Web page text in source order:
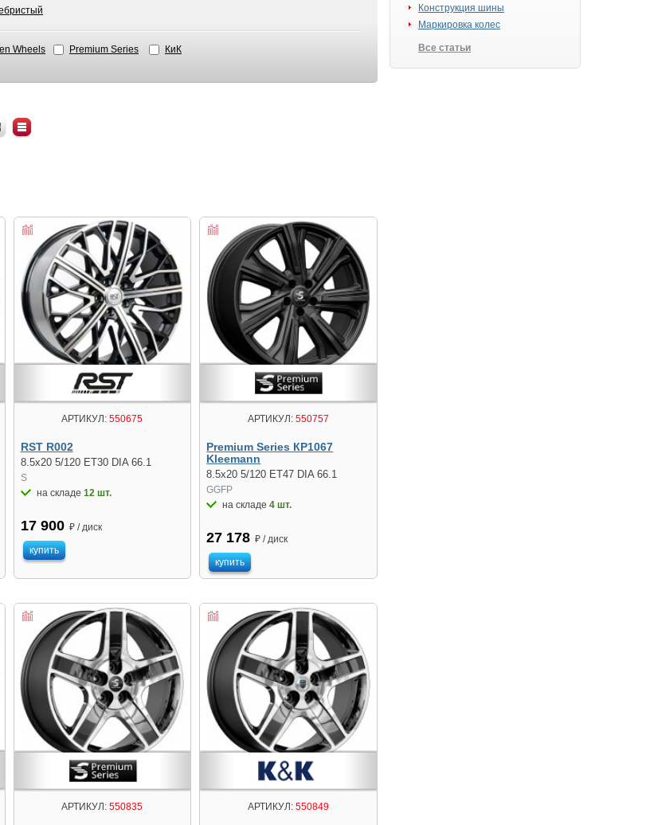
Конструкция шины
Маркировка колес
Все статьи
Wheels Premium Series КиК
АРТИКУЛ: 550675
RST R002
8.5x20 5/120 ET30 DIA 66.1
S
на складе 12 шт.
17 900 ₽ / диск
купить
АРТИКУЛ: 550757
Premium Series КР1067
Kleemann
8.5x20 5/120 ET47 DIA 66.1
GGFP
на складе4 шт.
27 178 ₽ / диск
купить
АРТИКУЛ: 550835 АРТИКУЛ: 550849